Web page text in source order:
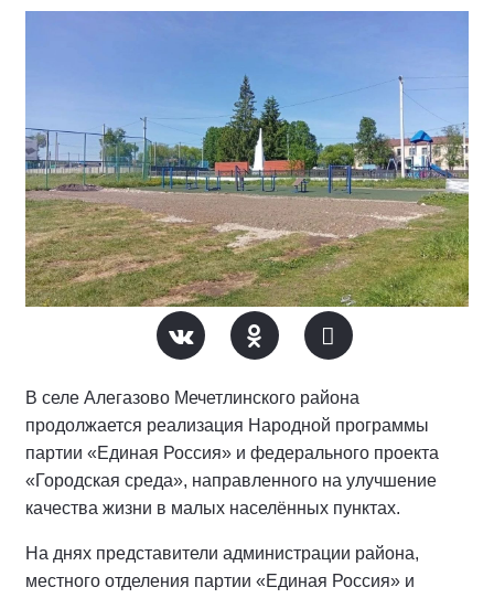
В селе Алегазово Мечетлинского района
продолжается реализация Народной программы
партии «Единая Россия» и федерального проекта
«Городская среда», направленного на улучшение
качества жизни в малых населённых пунктах.
На днях представители администрации района,
местного отделения партии «Единая Россия» и